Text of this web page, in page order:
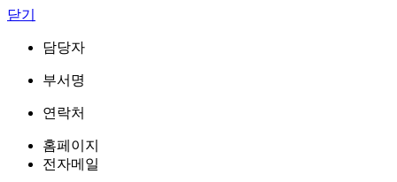
닫기
담당자
부서명
연락처
홈페이지
전자메일